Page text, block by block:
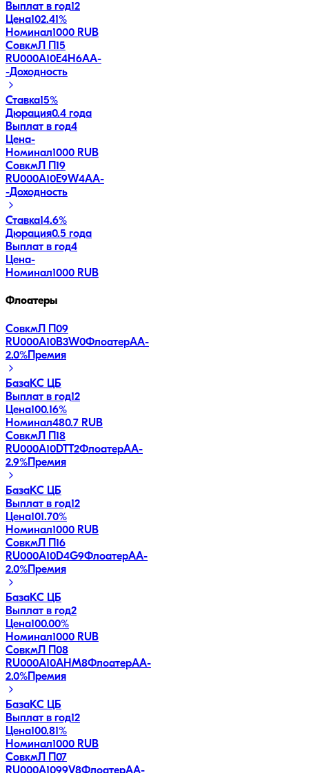
Выплат в год12
Цена102.41%
Номинал1000 RUB
СовкмЛ П15
RU000A10E4H6AA-
-Доходность
Ставка15%
Дюрация0.4 года
Выплат в год4
Цена-
Номинал1000 RUB
СовкмЛ П19
RU000A10E9W4AA-
-Доходность
Ставка14.6%
Дюрация0.5 года
Выплат в год4
Цена-
Номинал1000 RUB
Флоатеры
СовкмЛ П09
RU000A10B3W0ФлоатерAA-
2.0%Премия
БазаКС ЦБ
Выплат в год12
Цена100.16%
Номинал480.7 RUB
СовкмЛ П18
RU000A10DTT2ФлоатерAA-
2.9%Премия
БазаКС ЦБ
Выплат в год12
Цена101.70%
Номинал1000 RUB
СовкмЛ П16
RU000A10D4G9ФлоатерAA-
2.0%Премия
БазаКС ЦБ
Выплат в год2
Цена100.00%
Номинал1000 RUB
СовкмЛ П08
RU000A10AHM8ФлоатерAA-
2.0%Премия
БазаКС ЦБ
Выплат в год12
Цена100.81%
Номинал1000 RUB
СовкмЛ П07
RU000A1099V8ФлоатерAA-